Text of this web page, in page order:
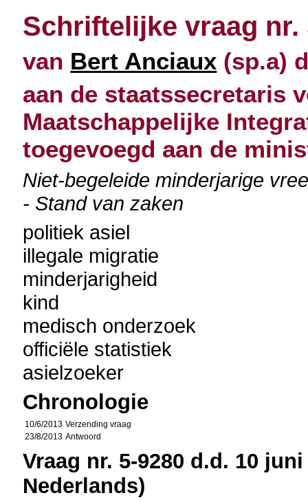
Schriftelijke vraag nr.
van Bert Anciaux (sp.a)
aan de staatssecretaris
Maatschappelijke
toegevoegd aan de
Niet-begeleide minderjarige
- Stand van zaken
politiek asiel
illegale migratie
minderjarigheid
kind
medisch onderzoek
officiële statistiek
asielzoeker
Chronologie
10/6/2013 Verzending vraag
23/8/2013 Antwoord
Vraag nr. 5-9280 d.d. 10
Nederlands)